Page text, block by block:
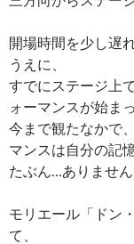
開場時間を少し遅
うえに、
すでにステージ上
ォーマンスが始ま
今まで観たなかで
マンスは自分の記
たぶん…ありません
モリエール「ドン
て、